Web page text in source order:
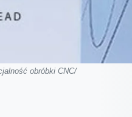
obróbki CNC/